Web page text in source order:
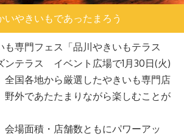
やきいもであったまろう
も専門フェス「品川やきいもテラス
ンテラス イベント広場で1月30日(火)
全国各地から厳選したやきいも専門店
野外であたたまりながら楽しむことが
会場面積・店舗数ともにパワーアッ